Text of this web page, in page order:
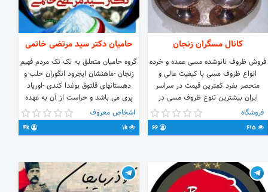
کانال مسگران زنجان
فروش ظروف نانوشده مسی عمده و خرده
انواع ظروف مسی با کیفیت عالی و
منحصر بفرد کمترین قیمت در سراسر
ایران بیشترین تنوع ظروف مسی در
فضای مجازی و ایران سفارشات
@mohsenzxl @mesgaranzn لینک
غرفه مسگران زنجان در سایت باسلام
فروشگاه
615
66
حامیان دکتر سید مرتضی خاتمی
گروه حامیان متعلق به تک تک مردم فهیم
زنجان -ماهنشان ایجرود انگوران حلب و
دهستانهای قلتوق بوغدا کندی -اوریاد
پری می باشد و حراست از آن به عهده
همه اعضای محترم می باشد هستیم بر
آن عهد که بستیم
joinchat/C2yWxT8JumuxopVOHXoKOA
اشخاص معروف
1k
4k